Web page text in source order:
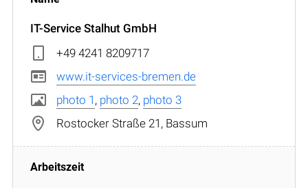
IT-Service Stalhut GmbH
+49 4241 8209717
www.it-services-bremen.de
photo 1 , photo 2, photo 3
Rostocker Straße 21, Bassum